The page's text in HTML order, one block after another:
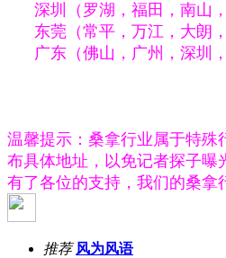
深圳（罗湖，福田，南山，
东莞（常平，万江，大朗，
广东（佛山，广州，深圳，
温馨提示：桑拿行业属于特殊
布具体地址，以免记者探子曝
有了各位的支持，我们的桑拿
推荐风为风语